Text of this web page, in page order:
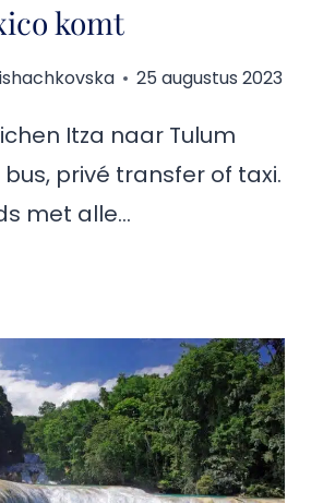
komt
25 augustus 2023
Itza naar Tulum
privé transfer of taxi.
met alle…